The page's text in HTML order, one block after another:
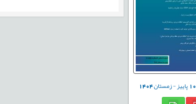
10پاییز - زمستان1404